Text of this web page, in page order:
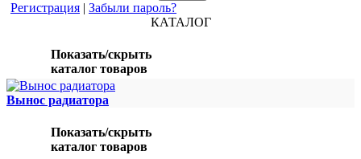
Регистрация | Забыли пароль?
КАТАЛОГ
Показать/скрыть
каталог товаров
Вынос радиатора
Показать/скрыть
каталог товаров